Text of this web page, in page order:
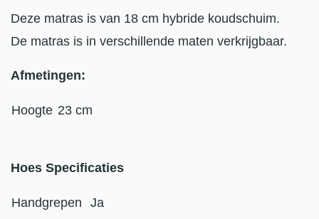
Deze matras is van 18 cm hybride koudschuim.
De matras is in verschillende maten verkrijgbaar.
Afmetingen:
Hoogte 23 cm
Hoes Specificaties
Handgrepen
Ja